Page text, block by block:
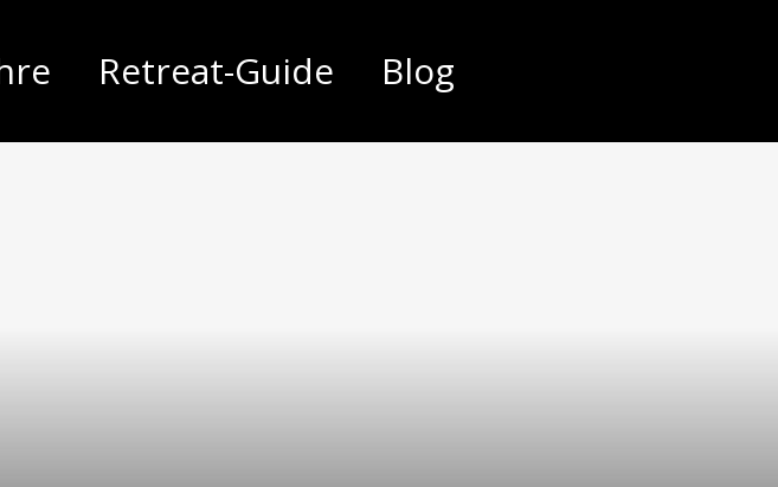
Retreat-Guide Blog